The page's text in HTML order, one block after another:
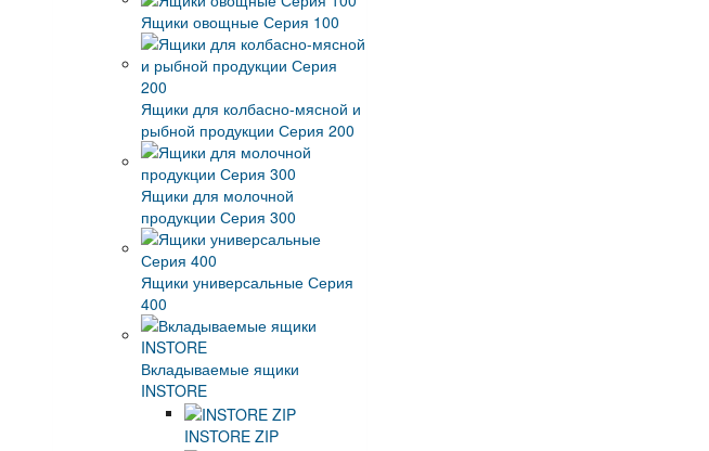
Ящики овощные Серия 100
Ящики для колбасно-мясной и
рыбной продукции Серия 200
Ящики для молочной
продукции Серия 300
Ящики универсальные Серия
400
Вкладываемые ящики
INSTORE
INSTORE ZIP